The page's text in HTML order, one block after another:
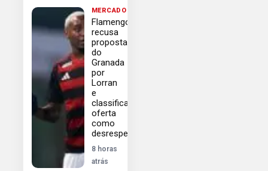
MERCADO
Flamengo
recusa
proposta
do
Granada
por
Lorran
e
classifica
oferta
como
desrespeitosa
8 horas
atrás